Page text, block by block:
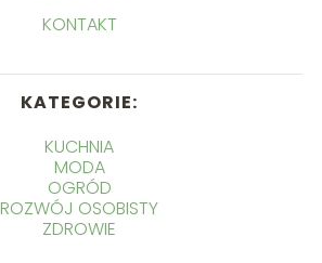
KONTAKT
KATEGORIE:
KUCHNIA
MODA
OGRÓD
ROZWÓJ OSOBISTY
ZDROWIE